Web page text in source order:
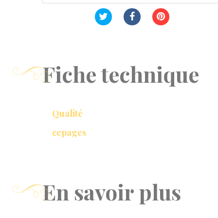
Fiche technique
Qualité
cepages
En savoir plus